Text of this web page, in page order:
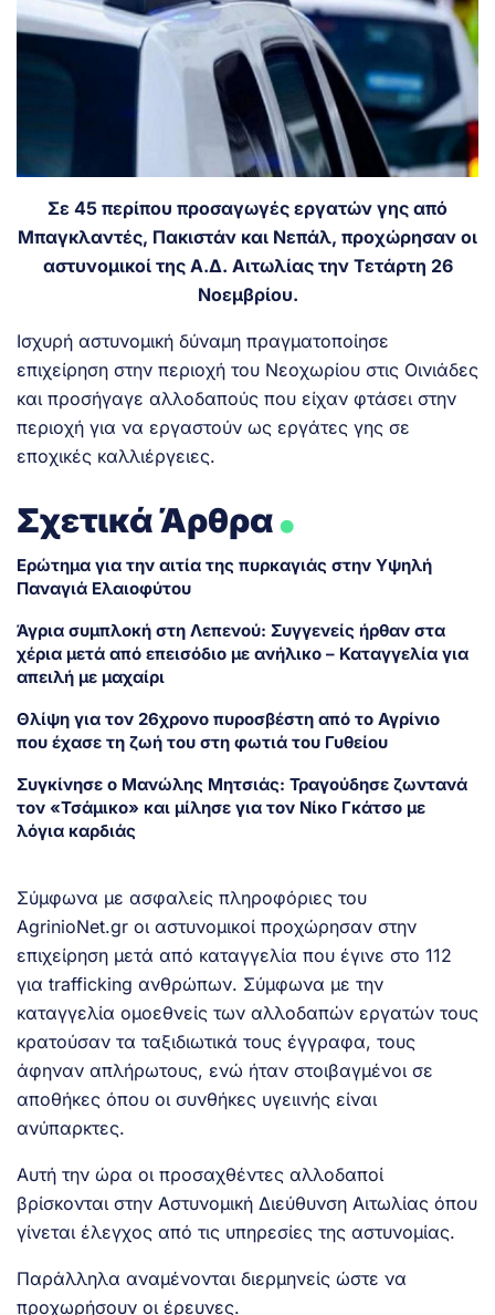
Σε 45 περίπου προσαγωγές εργατών γης από
Μπαγκλαντές, Πακιστάν και Νεπάλ, προχώρησαν οι
αστυνομικοί της Α.Δ. Αιτωλίας την Τετάρτη 26
Νοεμβρίου.
Ισχυρή αστυνομική δύναμη πραγματοποίησε
επιχείρηση στην περιοχή του Νεοχωρίου στις Οινιάδες
και προσήγαγε αλλοδαπούς που είχαν φτάσει στην
περιοχή για να εργαστούν ως εργάτες γης σε
εποχικές καλλιέργειες.
Σχετικά Άρθρα.
Ερώτημα για την αιτία της πυρκαγιάς στην Υψηλή
Παναγιά Ελαιοφύτου
Άγρια συμπλοκή στη Λεπενού: Συγγενείς ήρθαν στα
χέρια μετά από επεισόδιο με ανήλικο – Καταγγελία για
απειλή με μαχαίρι
Θλίψη για τον 26χρονο πυροσβέστη από το Αγρίνιο
που έχασε τη ζωή του στη φωτιά του Γυθείου
Συγκίνησε ο Μανώλης Μητσιάς: Τραγούδησε ζωντανά
τον «Τσάμικο» και μίλησε για τον Νίκο Γκάτσο με
λόγια καρδιάς
Σύμφωνα με ασφαλείς πληροφόριες του
AgrinioNet.gr οι αστυνομικοί προχώρησαν στην
επιχείρηση μετά από καταγγελία που έγινε στο 112
για trafficking ανθρώπων. Σύμφωνα με την
καταγγελία ομοεθνείς των αλλοδαπών εργατών τους
κρατούσαν τα ταξιδιωτικά τους έγγραφα, τους
άφηναν απλήρωτους, ενώ ήταν στοιβαγμένοι σε
αποθήκες όπου οι συνθήκες υγειινής είναι
ανύπαρκτες.
Αυτή την ώρα οι προσαχθέντες αλλοδαποί
βρίσκονται στην Αστυνομική Διεύθυνση Αιτωλίας όπου
γίνεται έλεγχος από τις υπηρεσίες της αστυνομίας.
Παράλληλα αναμένονται διερμηνείς ώστε να
προχωρήσουν οι έρευνες.